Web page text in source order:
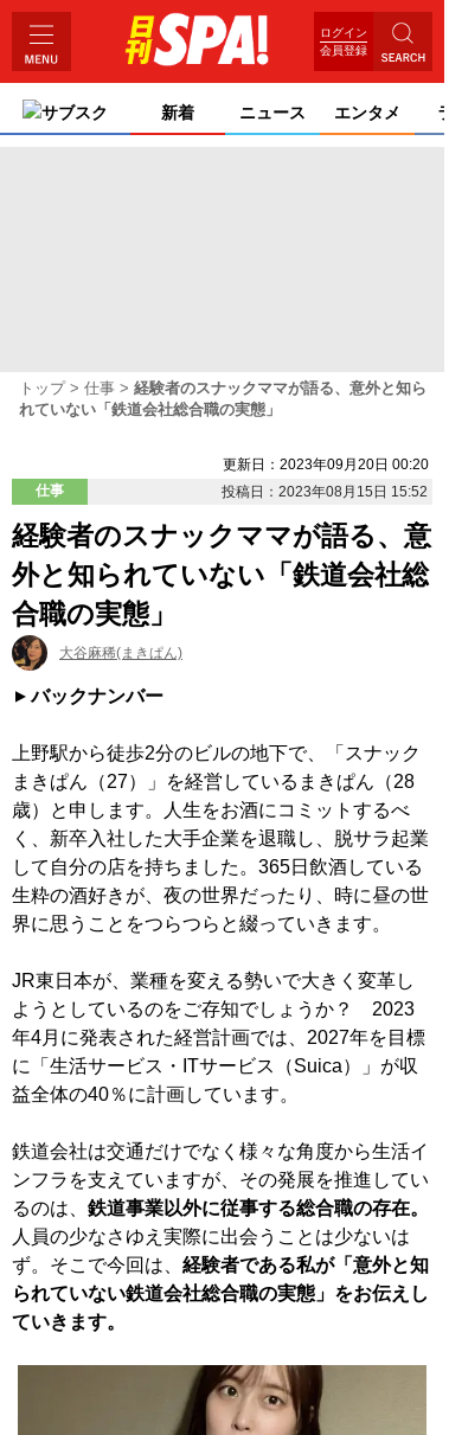
ログイン
会員登録
サブスク 新着 ニュース エンタメ
トップ 仕事
経験者のスナックママが語る、意外と知ら
れていない「鉄道会社総合職の実態」
更新日：2023年09月20日 00:20
仕事
投稿日：2023年08月15日 15:52
経験者のスナックママが語る、意
外と知られていない「鉄道会社総
合職の実態」
大谷麻稀(まきぱん)
バックナンバー
上野駅から徒歩2分のビルの地下で、「スナック
まきぱん（27）」を経営しているまきぱん（28
歳）と申します。人生をお酒にコミットするべ
く、新卒入社した大手企業を退職し、脱サラ起業
して自分の店を持ちました。365日飲酒している
生粋の酒好きが、夜の世界だったり、時に昼の世
界に思うことをつらつらと綴っていきます。
JR東日本が、業種を変える勢いで大きく変革し
ようとしているのをご存知でしょうか？ 2023
年4月に発表された経営計画では、2027年を目標
に「生活サービス・ITサービス（Suica）」が収
益全体の40％に計画しています。
鉄道会社は交通だけでなく様々な角度から生活イ
ンフラを支えていますが、その発展を推進してい
るのは、 鉄道事業以外に従事する総合職の存在。
人員の少なさゆえ実際に出会うことは少ないは
ず。そこで今回は、 経験者である私が「意外と知
られていない鉄道会社総合職の実態」をお伝えし
ていきます。